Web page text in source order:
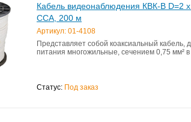
Кабель видеонаблюдения КВК-В D=2
CCA, 200 м
Артикул: 01-4108
Представляет собой коаксиальный кабель,
питания многожильные, сечением 0,75 мм²
Статус: Под заказ